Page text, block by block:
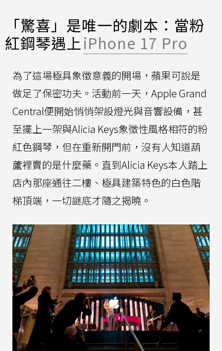
「驚喜」是唯一的劇本：當粉
紅鋼琴遇上iPhone 17 Pro
為了這場極具象徵意義的開場，蘋果可說是
做足了保密功夫。活動前一天，Apple Grand
Central便開始悄悄架設燈光與音響設備，甚
至擺上一架與Alicia Keys象徵性風格相符的粉
紅色鋼琴，但在重新開門前，沒有人知道葫
蘆裡賣的是什麼藥。直到Alicia Keys本人踏上
店內那座通往二樓、極具建築特色的白色階
梯頂端，一切謎底才隨之揭曉。